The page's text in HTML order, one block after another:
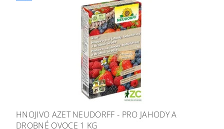
HNOJIVO AZET NEUDORFF - PRO JAHODY A
DROBNÉ OVOCE 1 KG